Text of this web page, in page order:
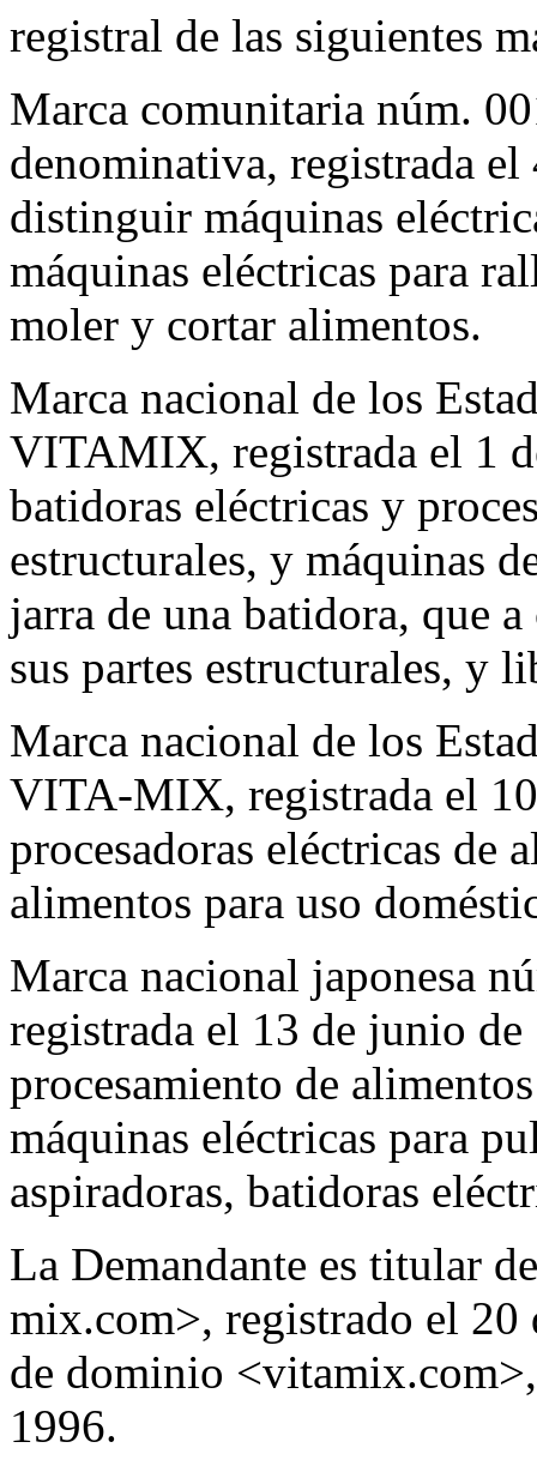
registral de las siguientes
Marca comunitaria núm.
denominativa, registrada
distinguir máquinas
máquinas eléctricas para
moler y cortar alimentos.
Marca nacional de los
VITAMIX, registrada el 1
batidoras eléctricas y
estructurales, y máquinas
jarra de una batidora, que
sus partes estructurales, y
Marca nacional de los
VITA-MIX, registrada el
procesadoras eléctricas de
alimentos para uso
Marca nacional japonesa
registrada el 13 de junio
procesamiento de
máquinas eléctricas para
aspiradoras, batidoras
La Demandante es titular
mix.com>, registrado el 20
de dominio
1996.